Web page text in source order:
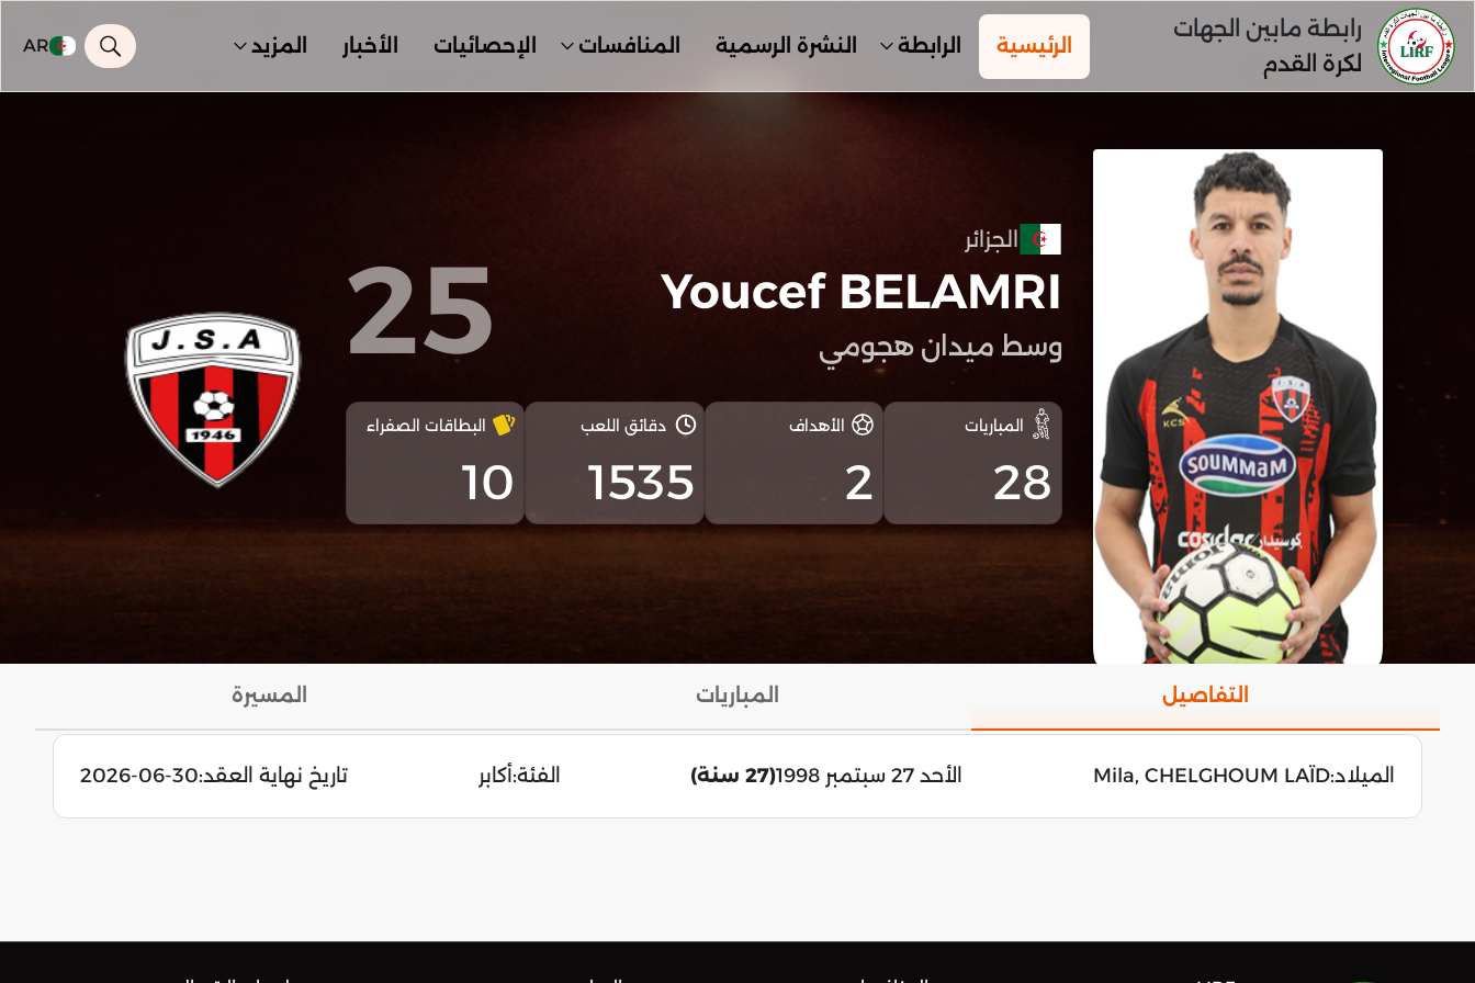
رابطة مابين الجهات
لكرة القدم
الرئيسية الرابطة النشرة الرسمية المنافسات الإحصائيات الأخبار المزيد AR
الجزائر
Youcef BELAMRI
وسط ميدان هجومي
المباريات
28
الأهداف
2
دقائق اللعب
1535
البطاقات الصفراء
10
25
التفاصيل المباريات المسيرة
الميلاد:Mila, CHELGHOUM LAÏD الأحد 27 سبتمبر 1998 (27 سنة) الفئة:أكابر تاريخ نهاية العقد:2026-06-30